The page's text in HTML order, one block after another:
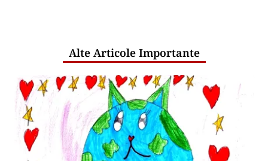
Alte Articole Importante